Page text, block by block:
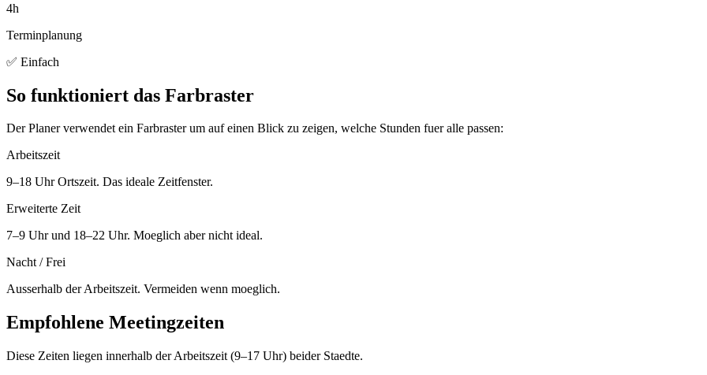
4h
Terminplanung
✅ Einfach
So funktioniert das Farbraster
Der Planer verwendet ein Farbraster um auf einen Blick zu zeigen, welche Stunden fuer alle passen:
Arbeitszeit
9–18 Uhr Ortszeit. Das ideale Zeitfenster.
Erweiterte Zeit
7–9 Uhr und 18–22 Uhr. Moeglich aber nicht ideal.
Nacht / Frei
Ausserhalb der Arbeitszeit. Vermeiden wenn moeglich.
Empfohlene Meetingzeiten
Diese Zeiten liegen innerhalb der Arbeitszeit (9–17 Uhr) beider Staedte.